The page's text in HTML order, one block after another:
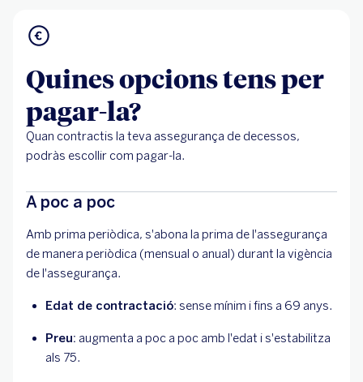
Quines opcions tens per
pagar-la?
Quan contractis la teva assegurança de decessos,
podràs escollir com pagar-la.
A poc a poc
Amb prima periòdica, s'abona la prima de l'assegurança
de manera periòdica (mensual o anual) durant la vigència
de l'assegurança.
Edat de contractació: sense mínim i fins a 69 anys.
Preu: augmenta a poc a poc amb l'edat i s'estabilitza
als 75.